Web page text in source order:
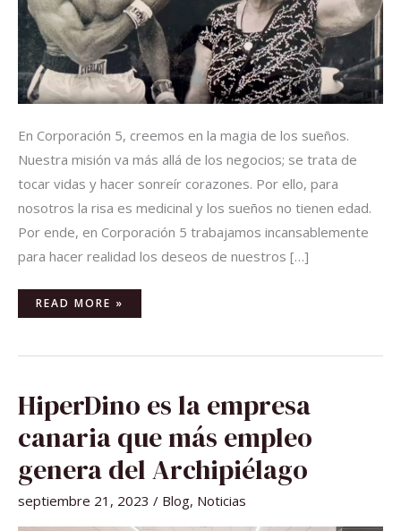
En Corporación 5, creemos en la magia de los sueños.
Nuestra misión va más allá de los negocios; se trata de
tocar vidas y hacer sonreír corazones. Por ello, para
nosotros la risa es medicinal y los sueños no tienen edad.
Por ende, en Corporación 5 trabajamos incansablemente
para hacer realidad los deseos de nuestros […]
READ MORE »
HiperDino es la empresa
canaria que más empleo
genera del Archipiélago
septiembre 21, 2023 / Blog, Noticias
HIPERDINO
ES
LA
EMPRESA
CANARIA
QUE
EMPLEO
GENERA
ARCHIPIÉLAGO